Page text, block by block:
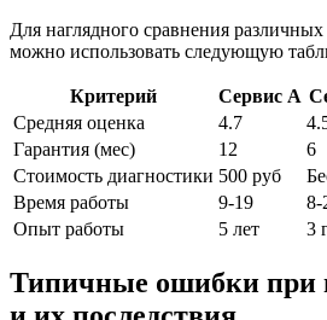
Для наглядного сравнения
можно использовать следующую
Критерий Сервис А
Средняя оценка
4.7
Гарантия (мес)
12 6
Стоимость диагностики 500 руб
Время работы
9-19 8-
Опыт работы
5 лет 3
Типичные ошибки при